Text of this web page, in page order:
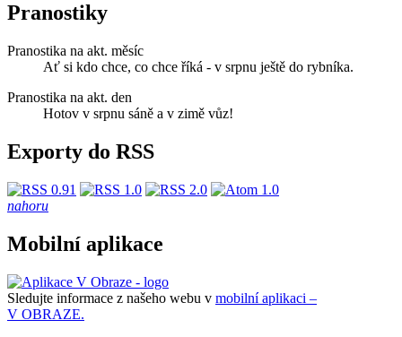
Pranostiky
Pranostika na akt. měsíc
Ať si kdo chce, co chce říká - v srpnu ještě do rybníka.
Pranostika na akt. den
Hotov v srpnu sáně a v zimě vůz!
Exporty do RSS
nahoru
Mobilní aplikace
Sledujte informace z našeho webu v mobilní aplikaci –
V OBRAZE.